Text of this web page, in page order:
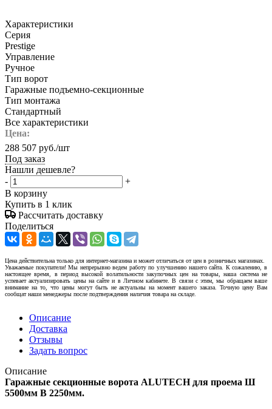
Характеристики
Серия
Prestige
Управление
Ручное
Тип ворот
Гаражные подъемно-секционные
Тип монтажа
Стандартный
Все характеристики
Цена:
288 507 руб./шт
Под заказ
Нашли дешевле?
-
+
В корзину
Купить в 1 клик
Рассчитать доставку
Поделиться
Цена действительна только для интернет-магазина и может отличаться от цен в розничных магазинах.
Уважаемые покупатели! Мы непрерывно ведем работу по улучшению нашего сайта. К сожалению, в
настоящее время, в период высокой волатильности закупочных цен на товары, наша система не
успевает актуализировать цены на сайте и в Личном кабинете. В связи с этим, мы обращаем ваше
внимание на то, что цены могут быть не актуальны на момент вашего заказа. Точную цену Вам
сообщат наши менеджеры после подтверждения наличия товара на складе.
Описание
Доставка
Отзывы
Задать вопрос
Описание
Гаражные секционные ворота ALUTECH для проема Ш
5500мм В 2250мм.